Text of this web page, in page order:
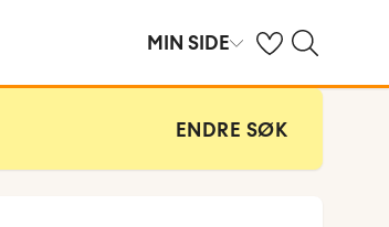
MIN SIDE Se dine sparte
Søk på ving.no
ENDRE SØK